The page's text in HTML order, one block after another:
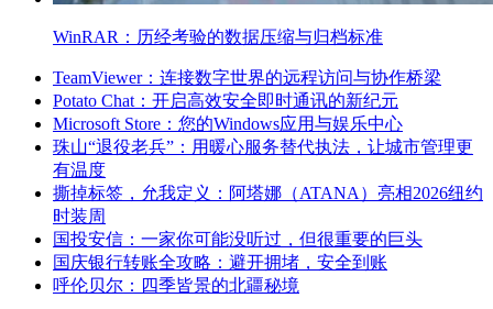
WinRAR：历经考验的数据压缩与归档标准
TeamViewer：连接数字世界的远程访问与协作桥梁
Potato Chat：开启高效安全即时通讯的新纪元
Microsoft Store：您的Windows应用与娱乐中心
珠山“退役老兵”：用暖心服务替代执法，让城市管理更
有温度
撕掉标签，允我定义：阿塔娜（ATANA）亮相2026纽约
时装周
国投安信：一家你可能没听过，但很重要的巨头
国庆银行转账全攻略：避开拥堵，安全到账
呼伦贝尔：四季皆景的北疆秘境